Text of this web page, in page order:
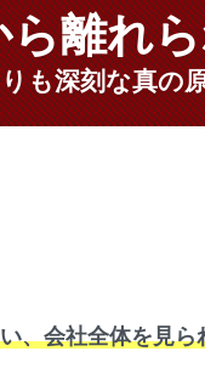
離れ
も深刻な真の
、会社全体を見